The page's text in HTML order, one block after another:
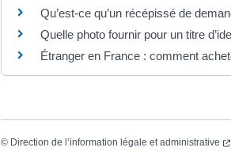
Qu’est-ce qu’un récépissé de
Quelle photo fournir pour un titre
Étranger en France : comment
© Direction de l’information légale et administrative